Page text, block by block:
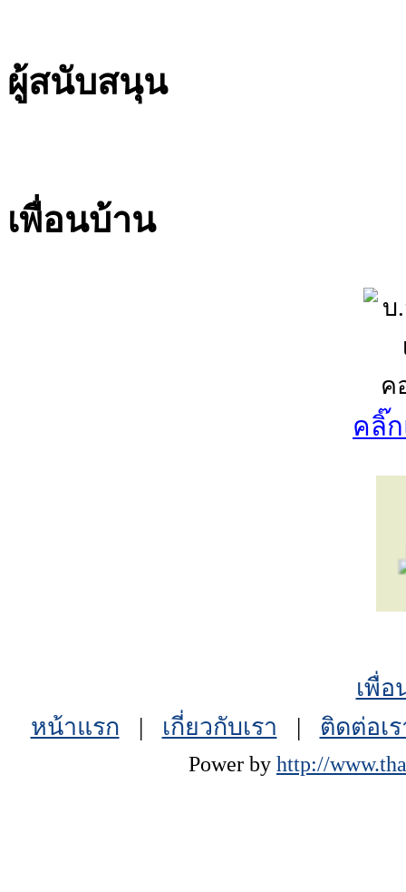
ผู้สนับสนุน
เพื่อนบ้าน
คลิ๊
เพื่
หน้าแรก | เกี่ยวกับเรา | ติดต่อเ
Power by http://